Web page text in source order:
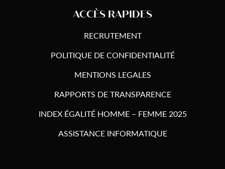
ACCÈS RAPIDES
RECRUTEMENT
POLITIQUE DE CONFIDENTIALITÉ
MENTIONS LEGALES
RAPPORTS DE TRANSPARENCE
INDEX ÉGALITÉ HOMME – FEMME 2025
ASSISTANCE INFORMATIQUE